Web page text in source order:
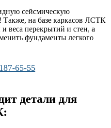
сейсмическую
Также, на базе каркасов ЛСТК
веса перекрытий и стен, а
фундаменты легкого
65-55
детали для